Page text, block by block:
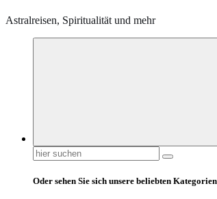
Astralreisen, Spiritualität und mehr
Suchen
nach:
Oder sehen Sie sich unsere beliebten